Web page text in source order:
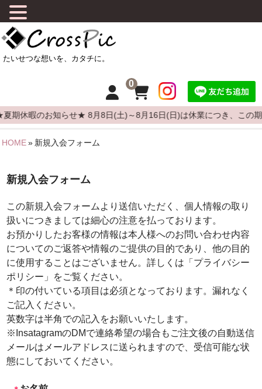
0
休暇のお知らせ★ 8月8日(土)～8月16日(日)は休業につき、この期
HOME
CrossPicについて
商品について
よくある質問
カーステッカーの貼りかた
フォトパネルの貼りかた
商品一覧
選んでつくるシリーズ
HOME» 新規入会フォーム
新規入会フォーム
この新規入会フォームより送信いただく、個人情報の取り
扱いにつきましては細心の注意を払っております。
お預かりしたお客様の情報は本人様へのお問い合わせ内容
についてのご返答や情報のご提供の目的であり、他の目的
に使用することはございません。詳しくは「プライバシー
ポリシー」をご覧ください。
＊印の付いている項目は必須となっております。漏れなく
ご記入ください。
英数字は半角での記入をお願いいたします。
※InsatagramのDMで連絡希望の場合もご注文後の自動送信
メールはメールアドレスに送られますので、受信可能な状
態にしておいてください。